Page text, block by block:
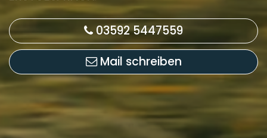
03592 5447559
Mail schreiben